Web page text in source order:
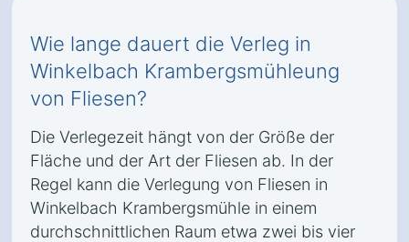
Wie lange dauert die Verleg in
Winkelbach Krambergsmühleung
von Fliesen?
Die Verlegezeit hängt von der Größe der
Fläche und der Art der Fliesen ab. In der
Regel kann die Verlegung von Fliesen in
Winkelbach Krambergsmühle in einem
durchschnittlichen Raum etwa zwei bis vier